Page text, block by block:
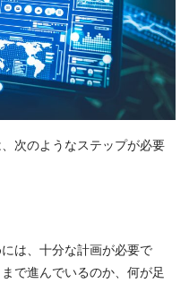
次のようなステップが必要
は、十分な計画が必要で
で進んでいるのか、何が足